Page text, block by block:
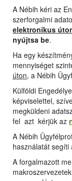
A Nébih kéri az
szerforgalmi
elektronikus
nyújtsa be.
Ha egy
mennyiséget
úton, a Nébih
Külföldi
képviselettel,
megküldeni
fel azt kérjük az
A Nébih
használatát segíti
A forgalmazott